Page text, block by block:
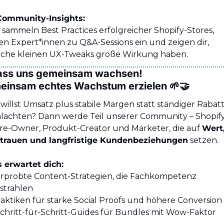
Insights:
Best Practices erfolgreicher Shopify-Stores,
Expert*innen zu Q&A-Sessions ein und zeigen dir,
kleinen UX-Tweaks große Wirkung haben.
uns gemeinsam wachsen!
echtes Wachstum erzielen 🌱🤝
Umsatz plus stabile Margen statt ständiger
Dann werde Teil unserer Community –
Owner, Produkt-Creator und Marketer, die auf
und langfristige Kundenbeziehungen setzen.
erwartet dich:
Content-Strategien, die Fachkompetenz
für starke Social Proofs und höhere Conversion
für-Schritt-Guides für Bundles mit Wow-Faktor